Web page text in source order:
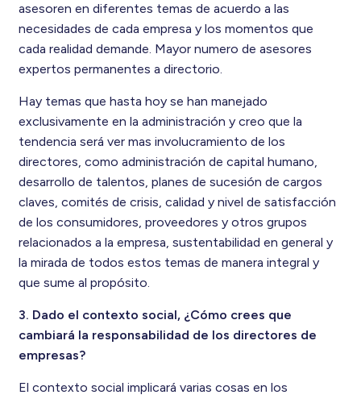
asesoren en diferentes temas de acuerdo a las
necesidades de cada empresa y los momentos que
cada realidad demande. Mayor numero de asesores
expertos permanentes a directorio.
Hay temas que hasta hoy se han manejado
exclusivamente en la administración y creo que la
tendencia será ver mas involucramiento de los
directores, como administración de capital humano,
desarrollo de talentos, planes de sucesión de cargos
claves, comités de crisis, calidad y nivel de satisfacción
de los consumidores, proveedores y otros grupos
relacionados a la empresa, sustentabilidad en general y
la mirada de todos estos temas de manera integral y
que sume al propósito.
3. Dado el contexto social, ¿Cómo crees que
cambiará la responsabilidad de los directores de
empresas?
El contexto social implicará varias cosas en los